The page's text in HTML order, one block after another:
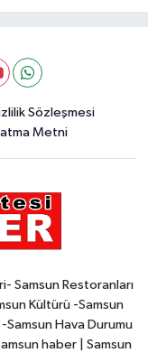
Sözleşmesi
Metni
Samsun Restoranları
Kültürü -Samsun
-Samsun Hava Durumu
haber | Samsun